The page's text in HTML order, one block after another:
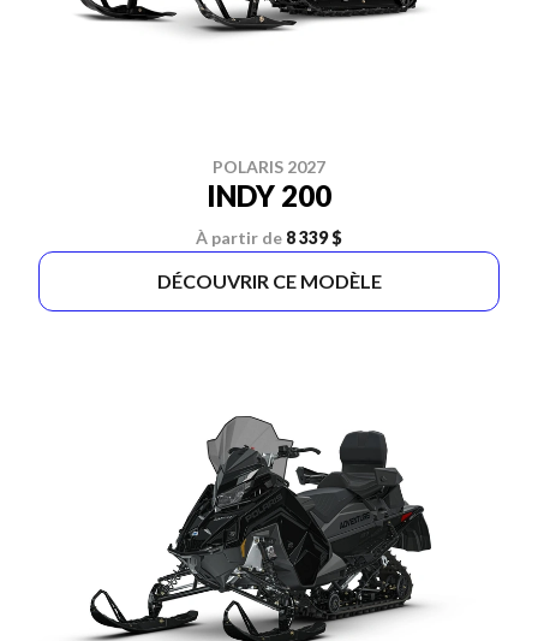
POLARIS 2027
INDY 200
À partir de 8 339 $
DÉCOUVRIR CE MODÈLE